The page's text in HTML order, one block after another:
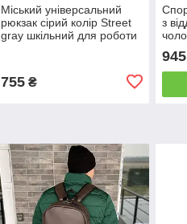
Міський універсальний
рюкзак сірий колір Street
gray шкільний для роботи
755₴
з
945